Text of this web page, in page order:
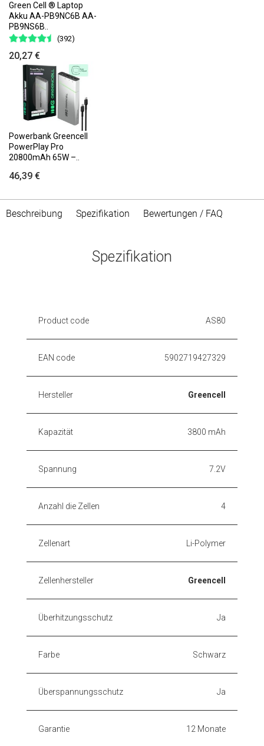
Green Cell ® Laptop
Akku AA-PB9NC6B AA-
PB9NS6B..
(392)
20,27 €
Powerbank Greencell
PowerPlay Pro
20800mAh 65W –..
46,39 €
Beschreibung Spezifikation Bewertungen / FAQ
Spezifikation
Product code AS80
EAN code 5902719427329
Hersteller Greencell
Kapazität 3800 mAh
Spannung 7.2V
Anzahl die Zellen 4
Zellenart Li-Polymer
Zellenhersteller Greencell
Überhitzungsschutz Ja
Farbe Schwarz
Überspannungsschutz Ja
Garantie 12 Monate